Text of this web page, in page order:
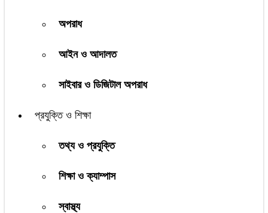
অপরাধ
আইন ও আদালত
সাইবার ও ডিজিটাল অপরাধ
প্রযুক্তি ও শিক্ষা
তথ্য ও প্রযুক্তি
শিক্ষা ও ক্যাম্পাস
স্বাস্থ্য